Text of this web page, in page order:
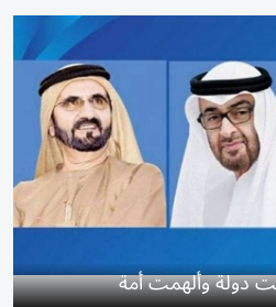
دولة وألهمت أمة